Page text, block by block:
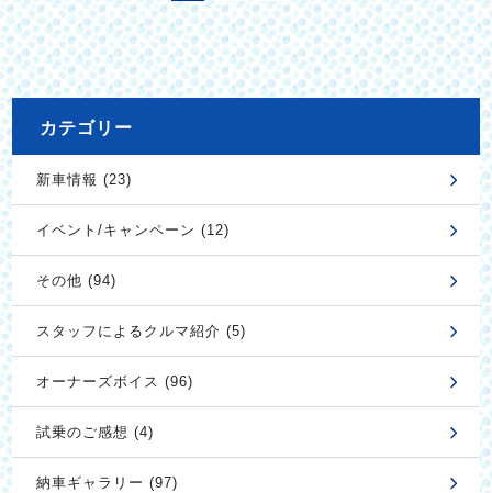
カテゴリー
新車情報 (23)
イベント/キャンペーン (12)
その他 (94)
スタッフによるクルマ紹介 (5)
オーナーズボイス (96)
試乗のご感想 (4)
納車ギャラリー (97)